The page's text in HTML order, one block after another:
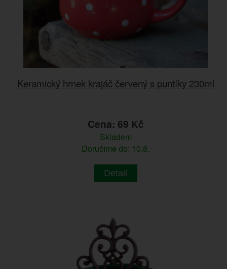
Keramický hrnek krajáč červený s puntíky 230ml
Cena: 69 Kč
Skladem
Doručíme do: 10.8.
Detail